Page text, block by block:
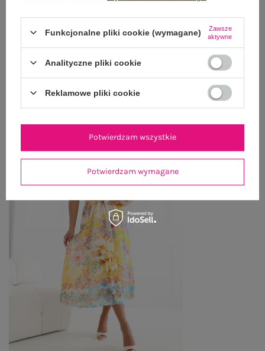
ZWROTY I REKLAMACJE
OSTATNIO OGLĄDANE
Zobacz wszystko
Funkcjonalne pliki cookie (wymagane)
Zawsze
aktywne
Analityczne pliki cookie
Reklamowe pliki cookie
Potwierdzam wymagane
Potwierdzam wszystkie